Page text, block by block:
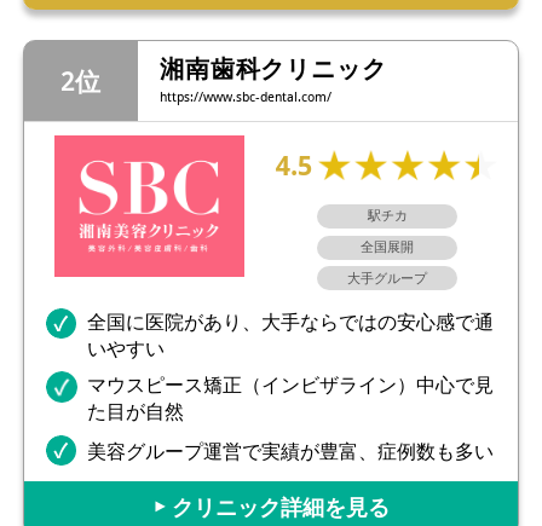
湘南歯科クリニック
https://www.sbc-dental.com/
4.5
駅チカ
全国展開
大手グループ
全国に医院があり、大手ならではの安心感で通
いやすい
マウスピース矯正（インビザライン）中心で見
た目が自然
美容グループ運営で実績が豊富、症例数も多い
▶︎ クリニック詳細を見る